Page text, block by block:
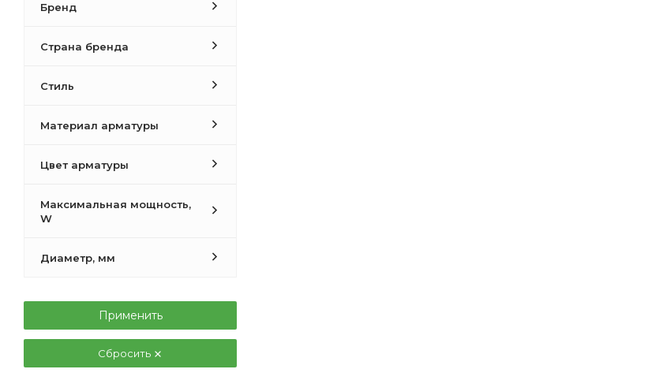
Бренд
Страна бренда
Стиль
Материал арматуры
Цвет арматуры
Максимальная мощность,
W
Диаметр, мм
Применить
Сбросить